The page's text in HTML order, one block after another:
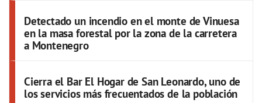
Detectado un incendio en el monte de Vinuesa
en la masa forestal por la zona de la carretera
a Montenegro
Cierra el Bar El Hogar de San Leonardo, uno de
los servicios más frecuentados de la población